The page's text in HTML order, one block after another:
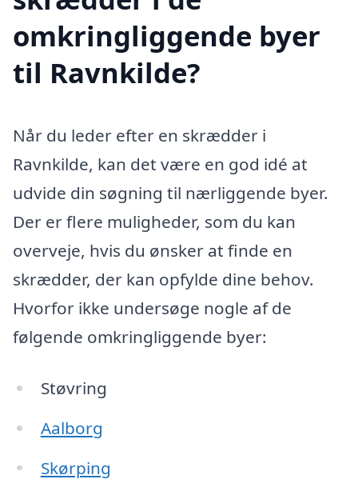
omkringliggende byer
til Ravnkilde?
Når du leder efter en skrædder i
Ravnkilde, kan det være en god idé at
udvide din søgning til nærliggende byer.
Der er flere muligheder, som du kan
overveje, hvis du ønsker at finde en
skrædder, der kan opfylde dine behov.
Hvorfor ikke undersøge nogle af de
følgende omkringliggende byer:
Støvring
Aalborg
Skørping